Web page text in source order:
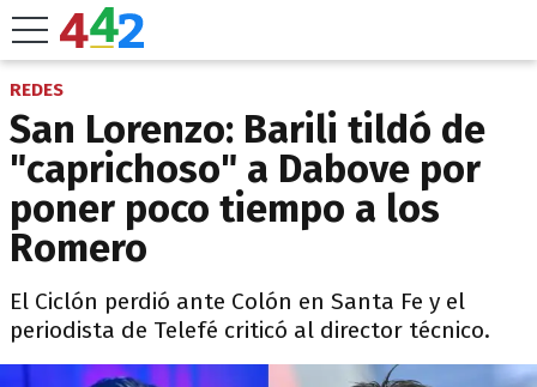
REDES
San Lorenzo: Barili tildó de
"caprichoso" a Dabove por
poner poco tiempo a los
Romero
El Ciclón perdió ante Colón en Santa Fe y el
periodista de Telefé criticó al director técnico.